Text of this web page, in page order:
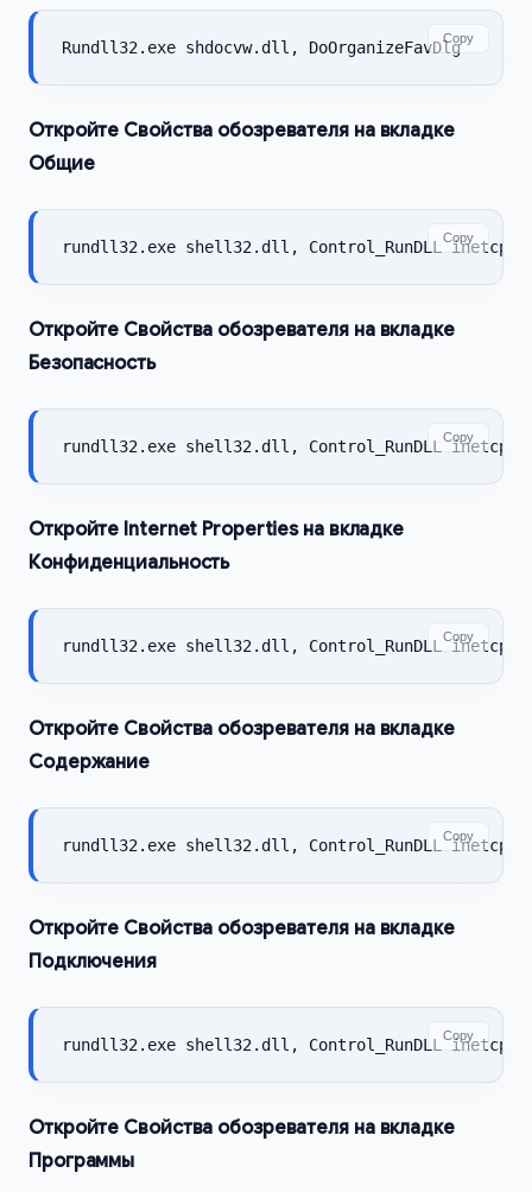
Rundll32.exe shdocvw.dll, DoOrganizeFavDlgCopy
Откройте Свойства обозревателя на вкладке
Общие
rundll32.exe shell32.dll, Control_RunDLLCopy
Откройте Свойства обозревателя на вкладке
Безопасность
rundll32.exe shell32.dll, Control_RunDLLCopy
Откройте Internet Properties на вкладке
Конфиденциальность
rundll32.exe shell32.dll, Control_RunDLLCopy
Откройте Свойства обозревателя на вкладке
Содержание
rundll32.exe shell32.dll, Control_RunDLLCopy
Откройте Свойства обозревателя на вкладке
Подключения
rundll32.exe shell32.dll, Control_RunDLLCopy
Откройте Свойства обозревателя на вкладке
Программы